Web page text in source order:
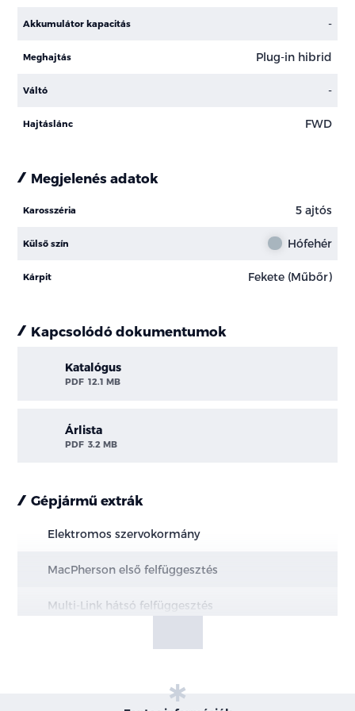
Akkumulátor kapacitás -
Meghajtás Plug-in hibrid
Váltó -
Hajtáslánc FWD
Megjelenés adatok
Karosszéria 5 ajtós
Külső szín Hófehér
Kárpit Fekete (Műbőr)
Kapcsolódó dokumentumok
Katalógus
PDF 12.1 MB
Árlista
PDF 3.2 MB
Gépjármű extrák
Elektromos szervokormány
MacPherson első felfüggesztés
Multi-Link hátsó felfüggesztés